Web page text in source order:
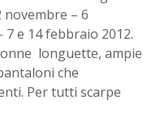
novembre – 6
7 e 14 febbraio 2012.
longuette, ampie
che
Per tutti scarpe